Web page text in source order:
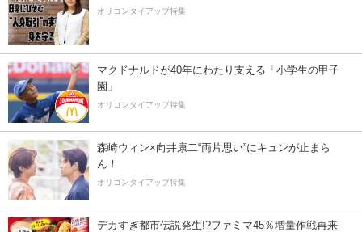
オリコンタイアップ特集
マクドナルドが40年にわたり支える「小学生の甲子
園」
オリコンタイアップ特集
森崎ウィン×向井康二“両片思い”にキュンが止まら
ん！
オリコンタイアップ特集
デカすぎ都市伝説発生!?ファミマ45％増量作戦再来